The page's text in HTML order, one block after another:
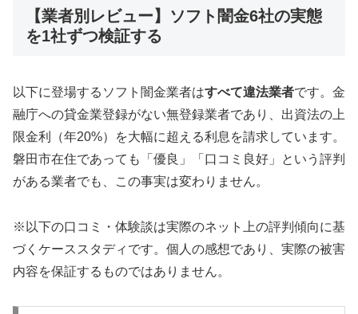
【業者別レビュー】ソフト闇金6社の実態
を1社ずつ検証する
以下に登場するソフト闇金業者はすべて違法業者です。金
融庁への貸金業登録がない無登録業者であり、出資法の上
限金利（年20%）を大幅に超える利息を請求しています。
磐田市在住であっても「優良」「口コミ良好」という評判
がある業者でも、この事実は変わりません。
※以下の口コミ・体験談は実際のネット上の評判傾向に基
づくケーススタディです。個人の感想であり、実際の被害
内容を保証するものではありません。